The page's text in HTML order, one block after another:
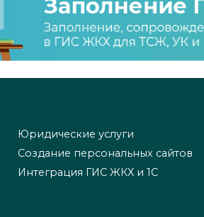
Юридические услуги
Создание персональных сайтов
Интеграция ГИС ЖКХ и 1С